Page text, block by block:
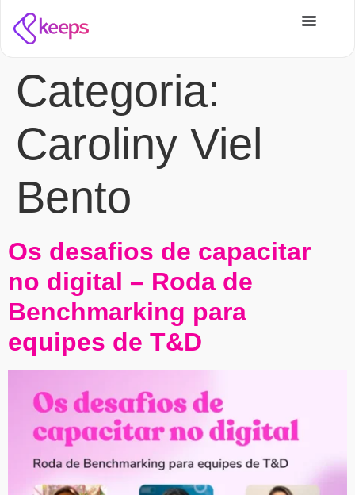
Categoria:
Caroliny Viel
Bento
Os desafios de capacitar
no digital – Roda de
Benchmarking para
equipes de T&D